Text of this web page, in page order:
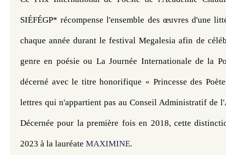
SIÉFÉGP* récompense l'ensemble des œuvres d'une
chaque année durant le festival Megalesia afin de
genre en poésie ou La Journée Internationale de la
décerné avec le titre honorifique « Princesse des
lettres qui n'appartient pas au Conseil Administratif de
Décernée pour la première fois en 2018, cette
2023 à la lauréate MAXIMINE.